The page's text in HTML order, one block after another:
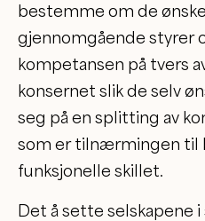
bestemme om de
gjennomgående styrer
kompetansen på tvers
konsernet slik de selv
seg på en splitting av
som er tilnærmingen til
funksjonelle skillet.
Det å sette selskapene